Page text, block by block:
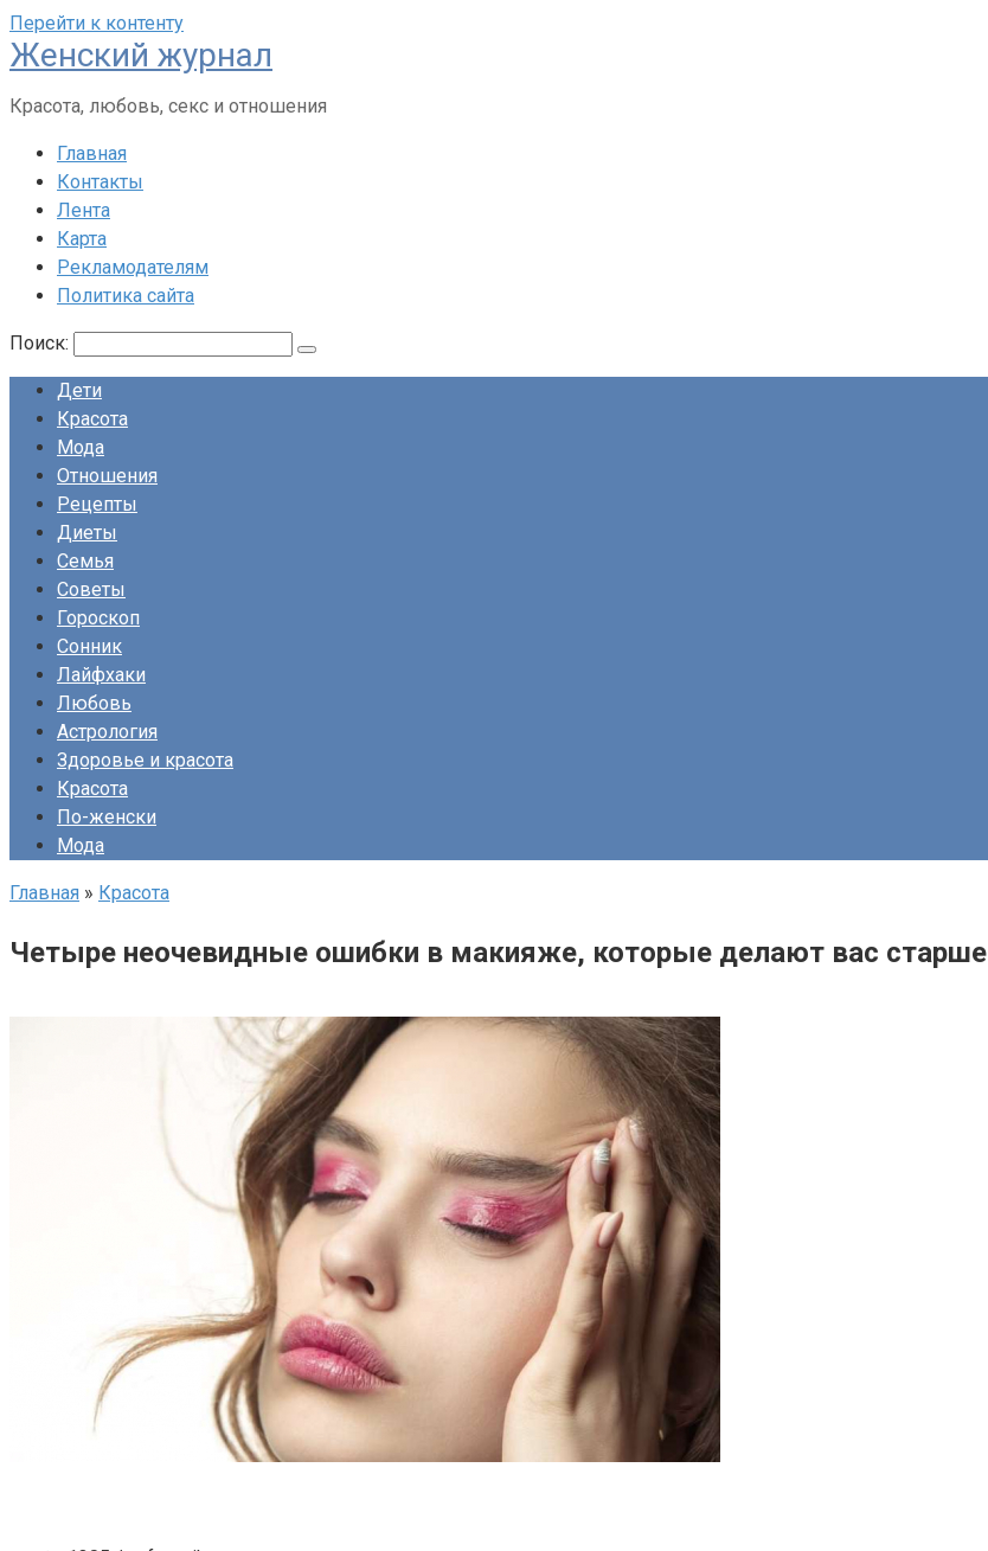
Перейти к контенту
Женский журнал
Красота, любовь, секс и отношения
Главная
Контакты
Лента
Карта
Рекламодателям
Политика сайта
Поиск:
Дети
Красота
Мода
Отношения
Рецепты
Диеты
Семья
Советы
Гороскоп
Сонник
Лайфхаки
Любовь
Астрология
Здоровье и красота
Красота
По-женски
Мода
Главная » Красота
Четыре неочевидные ошибки в макияже, которые делают вас старше